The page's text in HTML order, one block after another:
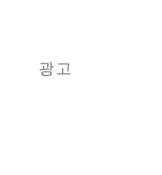
광고